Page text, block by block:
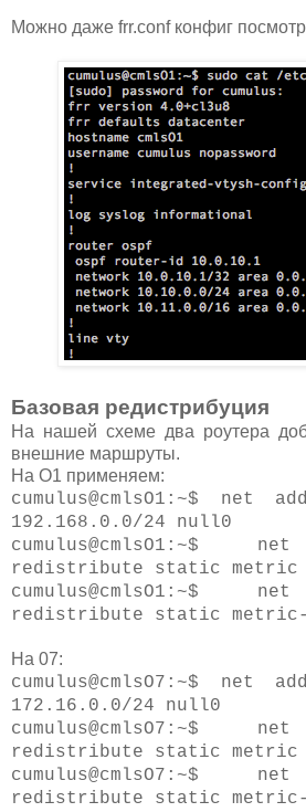
Можно даже frr.conf конфиг
Базовая редистрибуция
На нашей схеме два роутера
внешние маршруты.
На О1 применяем:
cumulus@cmlsO1:~$ net
192.168.0.0/24 null0
redistribute static metric
redistribute static
На 07:
cumulus@cmlsO7:~$ net
172.16.0.0/24 null0
redistribute static metric
redistribute static